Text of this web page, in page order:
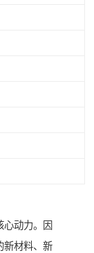
心动力。因
新材料、新